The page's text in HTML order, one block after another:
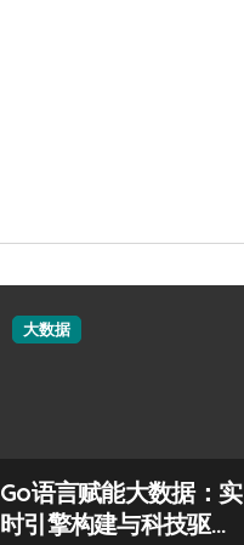
大数据
Go语言赋能大数据：实
时引擎构建与科技驱动